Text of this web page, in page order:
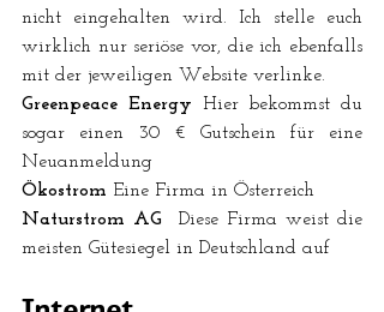
nicht eingehalten wird. Ich stelle euch
wirklich nur seriöse vor, die ich ebenfalls
mit der jeweiligen Website verlinke.
Greenpeace Energy
Hier bekommst du
sogar einen 30 € Gutschein für eine
Neuanmeldung
Ökostrom Eine Firma in Österreich
Naturstrom AG
  Diese Firma weist die
meisten Gütesiegel in Deutschland auf